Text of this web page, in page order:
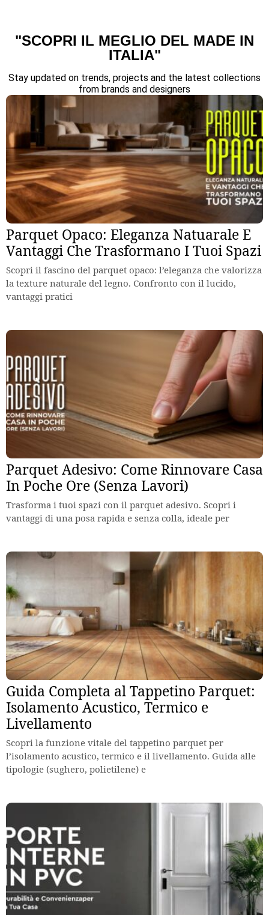
"SCOPRI IL MEGLIO DEL MADE IN
ITALIA"
Stay updated on trends, projects and the latest collections
from brands and designers
Parquet Opaco: Eleganza Natuarale E
Vantaggi Che Trasformano I Tuoi Spazi
Scopri il fascino del parquet opaco: l’eleganza che valorizza
la texture naturale del legno. Confronto con il lucido,
vantaggi pratici
Parquet Adesivo: Come Rinnovare Casa
In Poche Ore (Senza Lavori)
Trasforma i tuoi spazi con il parquet adesivo. Scopri i
vantaggi di una posa rapida e senza colla, ideale per
Guida Completa al Tappetino Parquet:
Isolamento Acustico, Termico e
Livellamento
Scopri la funzione vitale del tappetino parquet per
l’isolamento acustico, termico e il livellamento. Guida alle
tipologie (sughero, polietilene) e